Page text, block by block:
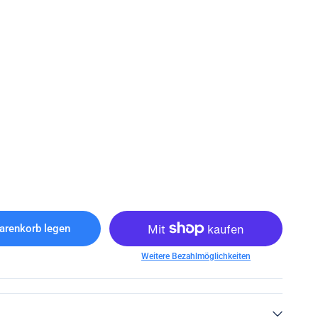
legen
Weitere Bezahlmöglichkeiten